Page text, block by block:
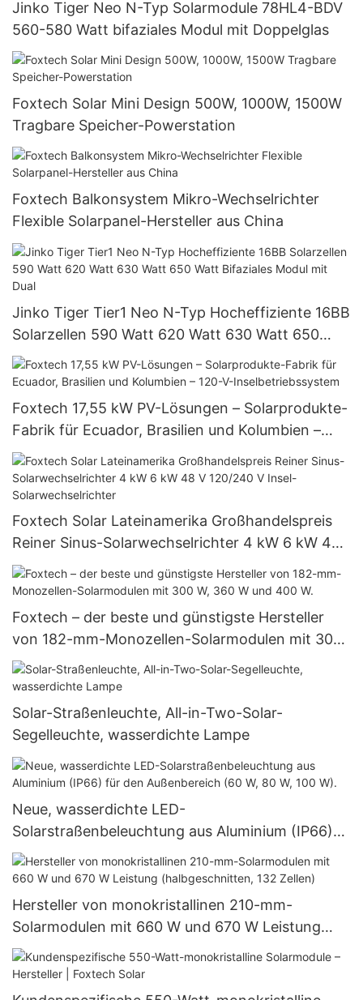
Jinko Tiger Neo N-Typ Solarmodule 78HL4-BDV
560-580 Watt bifaziales Modul mit Doppelglas
Foxtech Solar Mini Design 500W, 1000W, 1500W
Tragbare Speicher-Powerstation
Foxtech Balkonsystem Mikro-Wechselrichter
Flexible Solarpanel-Hersteller aus China
Jinko Tiger Tier1 Neo N-Typ Hocheffiziente 16BB
Solarzellen 590 Watt 620 Watt 630 Watt 650
Watt Bifaziales Modul mit Dual
Foxtech 17,55 kW PV-Lösungen – Solarprodukte-
Fabrik für Ecuador, Brasilien und Kolumbien –
120-V-Inselbetriebssystem
Foxtech Solar Lateinamerika Großhandelspreis
Reiner Sinus-Solarwechselrichter 4 kW 6 kW 48
V 120/240 V Insel-Solarwechselrichter
Foxtech – der beste und günstigste Hersteller
von 182-mm-Monozellen-Solarmodulen mit 300
W, 360 W und 400 W.
Solar-Straßenleuchte, All-in-Two-Solar-
Segelleuchte, wasserdichte Lampe
Neue, wasserdichte LED-
Solarstraßenbeleuchtung aus Aluminium (IP66)
für den Außenbereich (60 W, 80 W, 100 W).
Hersteller von monokristallinen 210-mm-
Solarmodulen mit 660 W und 670 W Leistung
(halbgeschnitten, 132 Zellen)